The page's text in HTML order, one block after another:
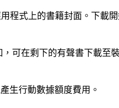
程式上的書籍封面。下載
可在剩下的有聲書下載至
生行動數據額度費用。